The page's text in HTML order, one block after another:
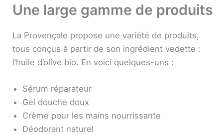
Une large gamme de produits
La Provençale propose une variété de produits,
tous conçus à partir de son ingrédient vedette :
l’huile d’olive bio. En voici quelques-uns :
Sérum réparateur
Gel douche doux
Crème pour les mains nourrissante
Déodorant naturel